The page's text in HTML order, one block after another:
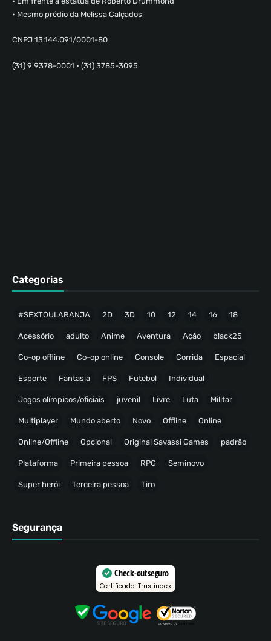
• Mesmo prédio da Melissa Calçados
CNPJ 13.144.091/0001-80
(31) 9 9378-0001 • (31) 3785-3095
Categorias
#SEXTOULARANJA 2D 3D 10 12 14 16 18
Acessório adulto Anime Aventura Ação black25
Co-op offline Co-op online Console Corrida Espacial
Esporte Fantasia FPS Futebol Individual
Jogos olímpicos/oficiais juvenil Livre Luta Militar
Multiplayer Mundo aberto Novo Offline Online
Online/Offline Opcional Original Savassi Games padrão
Plataforma Primeira pessoa RPG Seminovo
Super herói Terceira pessoa Tiro
Segurança
Check-out seguro
Certificado: Trustindex